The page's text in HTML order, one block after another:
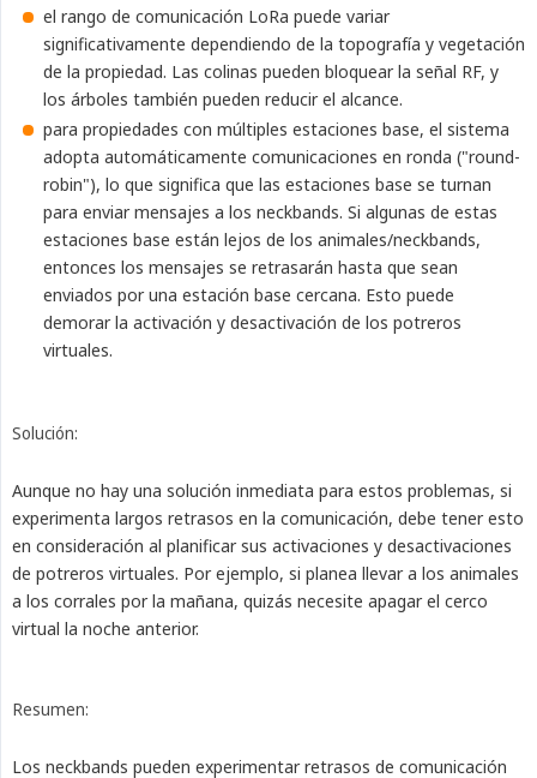
el rango de comunicación LoRa puede variar
significativamente dependiendo de la topografía y vegetación
de la propiedad. Las colinas pueden bloquear la señal RF, y
los árboles también pueden reducir el alcance.
para propiedades con múltiples estaciones base, el sistema
adopta automáticamente comunicaciones en ronda ("round-
robin"), lo que significa que las estaciones base se turnan
para enviar mensajes a los neckbands. Si algunas de estas
estaciones base están lejos de los animales/neckbands,
entonces los mensajes se retrasarán hasta que sean
enviados por una estación base cercana. Esto puede
demorar la activación y desactivación de los potreros
virtuales.
Solución:
Aunque no hay una solución inmediata para estos problemas, si
experimenta largos retrasos en la comunicación, debe tener esto
en consideración al planificar sus activaciones y desactivaciones
de potreros virtuales. Por ejemplo, si planea llevar a los animales
a los corrales por la mañana, quizás necesite apagar el cerco
virtual la noche anterior.
Resumen:
Los neckbands pueden experimentar retrasos de comunicación